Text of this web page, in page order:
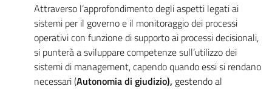
Attraverso l’approfondimento degli aspetti legati ai
sistemi per il governo e il monitoraggio dei processi
operativi con funzione di supporto ai processi decisionali,
si punterà a sviluppare competenze sull’utilizzo dei
sistemi di management, capendo quando essi si rendano
necessari (Autonomia di giudizio), gestendo al